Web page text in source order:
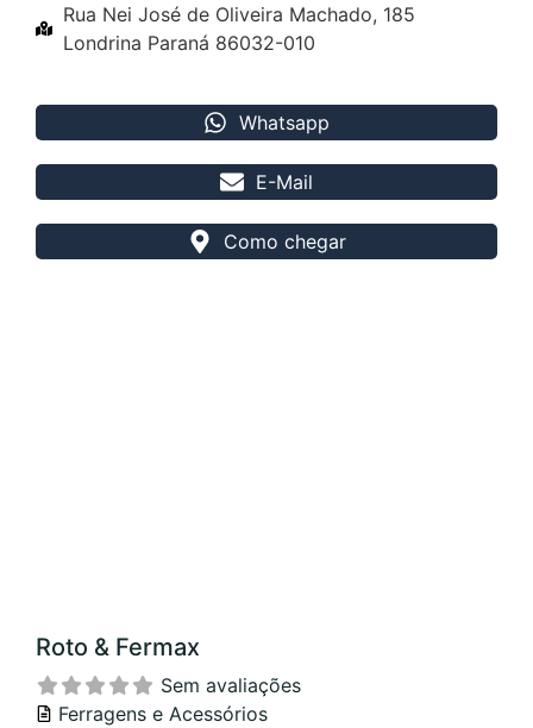
Rua Nei José de Oliveira Machado, 185
Londrina Paraná 86032-010
Whatsapp
E-Mail
Como chegar
Roto & Fermax
Sem avaliações
Ferragens e Acessórios